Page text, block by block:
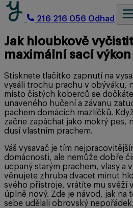
216 216 056 Odhad
Jak hloubkově
maximální sací výkon
Stisknete tlačítko zapnutí na
vysáli trochu prachu v obýváku,
místo čistých koberců se
unaveného hučení a závanu
pachem domácích mazlíčků.
začne zapáchat jako mokrý pes,
dusí vlastním prachem.
Váš vysavač je tím
domácnosti, ale nemůže dobře
ucpaný starým prachem, vlasy a
věnujete zhruba dvacet minut
svého přístroje, vrátíte mu svěží
úplně nový. Zde je návod, jak na
sebe udělali obrovský nepořádek.